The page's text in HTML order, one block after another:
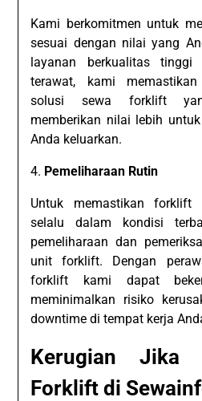
Kami berkomitmen untuk
sesuai dengan nilai yang
layanan berkualitas
terawat, kami
solusi sewa forklift
memberikan nilai lebih
Anda keluarkan.
4. Pemeliharaan Rutin
Untuk memastikan forklift
selalu dalam kondisi
pemeliharaan dan
unit forklift. Dengan
forklift kami dapat
meminimalkan risiko
downtime di tempat kerja
Kerugian Jika
Forklift di